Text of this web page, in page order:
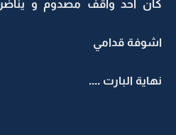
كان احد واقف مصدوم و
اشوفة قدامي
نهاية البارت ....